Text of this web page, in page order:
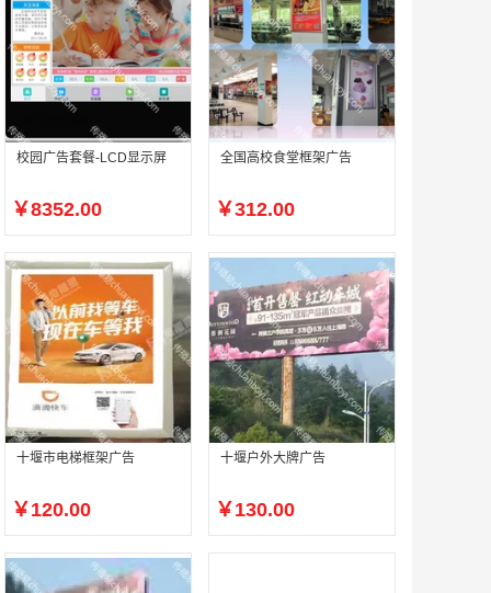
校园广告套餐-LCD显示屏
￥8352.00
全国高校食堂框架广告
￥312.00
十堰市电梯框架广告
￥120.00
十堰户外大牌广告
￥130.00